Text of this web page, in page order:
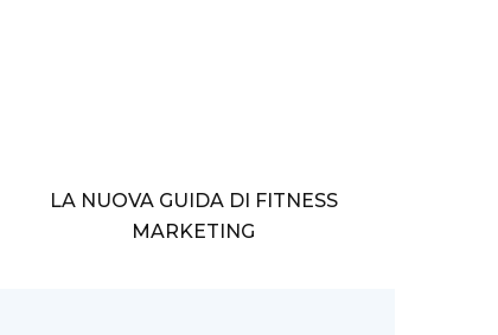
LA NUOVA GUIDA DI FITNESS
MARKETING